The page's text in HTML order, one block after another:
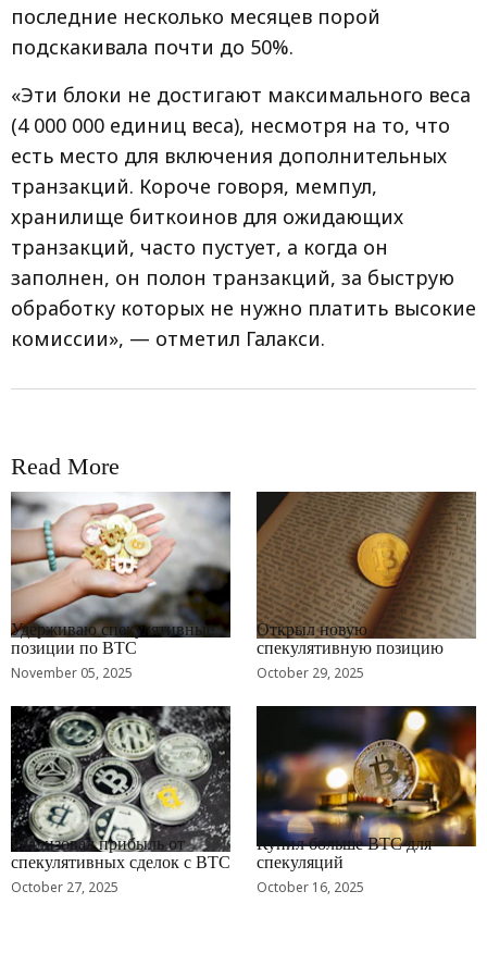
последние несколько месяцев порой
подскакивала почти до 50%.
«Эти блоки не достигают максимального веса
(4 000 000 единиц веса), несмотря на то, что
есть место для включения дополнительных
транзакций. Короче говоря, мемпул,
хранилище биткоинов для ожидающих
транзакций, часто пустует, а когда он
заполнен, он полон транзакций, за быструю
обработку которых не нужно платить высокие
комиссии», — отметил Галакси.
Read More
RRCNEWS_RU
Удерживаю спекулятивные
позиции по BTC
November 05, 2025
RRCNEWS_RU
Открыл новую
спекулятивную позицию
October 29, 2025
RRCNEWS_RU
Реализовал прибыль от
спекулятивных сделок с BTC
October 27, 2025
RRCNEWS_RU
Купил больше BTC для
спекуляций
October 16, 2025